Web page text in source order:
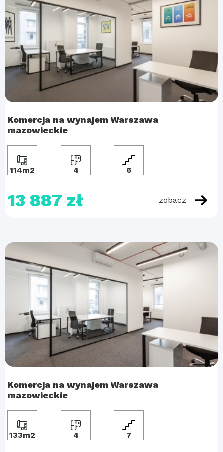
Komercja na wynajem Warszawa
mazowieckie
114m2 4 6
13 887 zł zobacz
Komercja na wynajem Warszawa
mazowieckie
133m2 4 7